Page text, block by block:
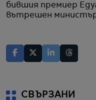
бившия премиер
вътрешен
СВЪРЗАНИ